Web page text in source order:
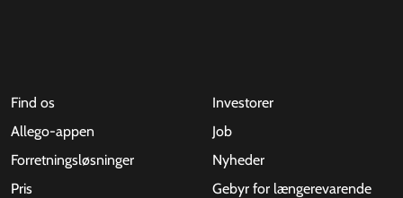
Find os
Allego-appen
Forretningsløsninger
Pris
Investorer
Job
Nyheder
Gebyr for længerevarende